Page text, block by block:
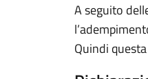
A seguito
Quindi